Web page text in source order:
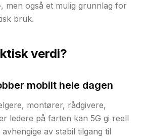
men også et mulig grunnlag for
bruk.
verdi?
mobilt hele dagen
montører, rådgivere,
ledere på farten kan 5G gi reell
av stabil tilgang til